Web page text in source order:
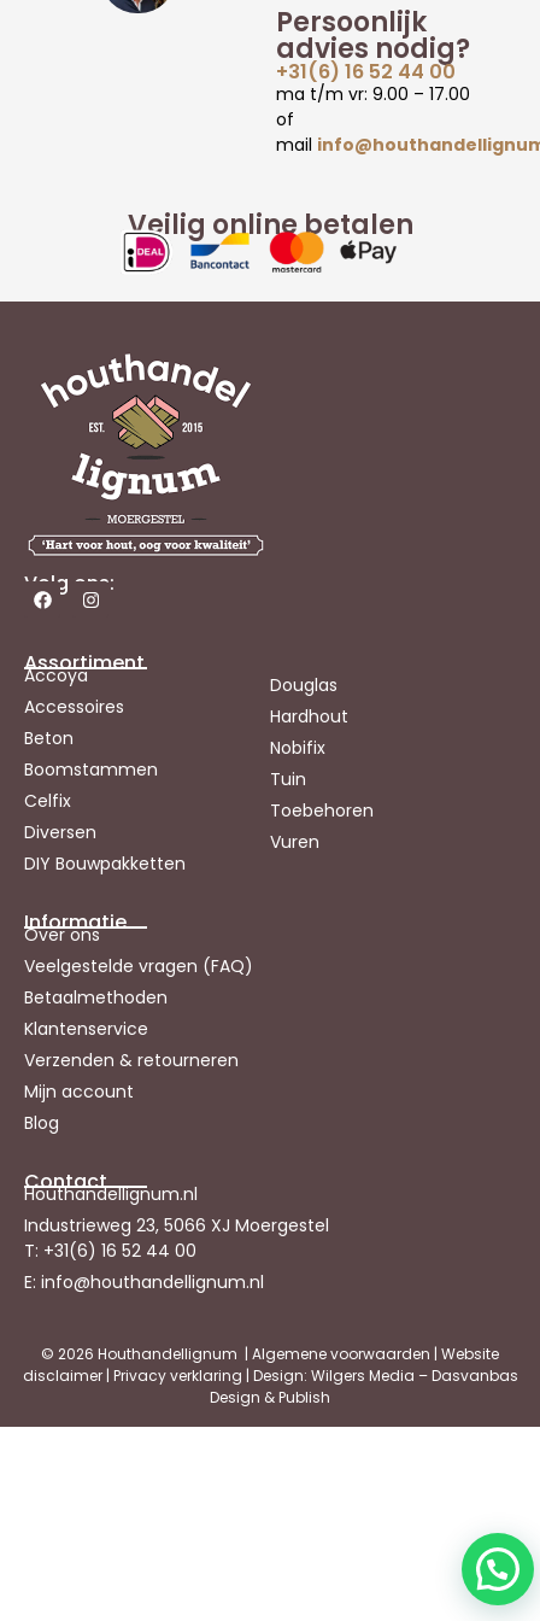
Veilig online betalen
Persoonlijk
advies nodig?
+31(6) 16 52 44 00
ma t/m vr: 9.00 – 17.00
of
mail
Volg ons:
Assortiment
Accoya
Accessoires
Beton
Boomstammen
Celfix
Diversen
DIY Bouwpakketten
Douglas
Hardhout
Nobifix
Tuin
Toebehoren
Vuren
Informatie
Over ons
Veelgestelde vragen (FAQ)
Betaalmethoden
Klantenservice
Verzenden & retourneren
Mijn account
Blog
Contact
Houthandellignum.nl
Industrieweg 23, 5066 XJ Moergestel
T: +31(6) 16 52 44 00
E: info@houthandellignum.nl
© 2026 Houthandellignum | Algemene voorwaarden | Website
disclaimer| Privacy verklaring | Design: Wilgers Media – Dasvanbas
Design & Publish